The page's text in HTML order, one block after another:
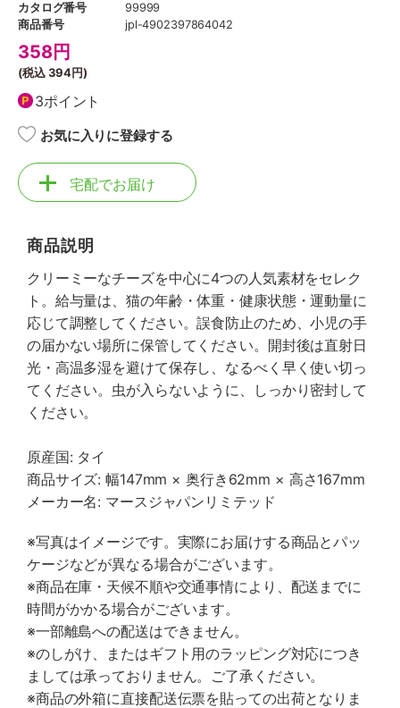
カタログ番号
99999
商品番号
jpl-4902397864042
358円
(税込394円)
3ポイント
お気に入りに登録する
宅配でお届け
商品説明
クリーミーなチーズを中心に4つの人気素材をセレク
ト。給与量は、猫の年齢・体重・健康状態・運動量に
応じて調整してください。誤食防止のため、小児の手
の届かない場所に保管してください。開封後は直射日
光・高温多湿を避けて保存し、なるべく早く使い切っ
てください。虫が入らないように、しっかり密封して
ください。
原産国: タイ
商品サイズ: 幅147mm × 奥行き62mm × 高さ167mm
メーカー名: マースジャパンリミテッド
※写真はイメージです。実際にお届けする商品とパッ
ケージなどが異なる場合がございます。
※商品在庫・天候不順や交通事情により、配送までに
時間がかかる場合がございます。
※一部離島への配送はできません。
※のしがけ、またはギフト用のラッピング対応につき
ましては承っておりません。ご了承ください。
※商品の外箱に直接配送伝票を貼っての出荷となりま